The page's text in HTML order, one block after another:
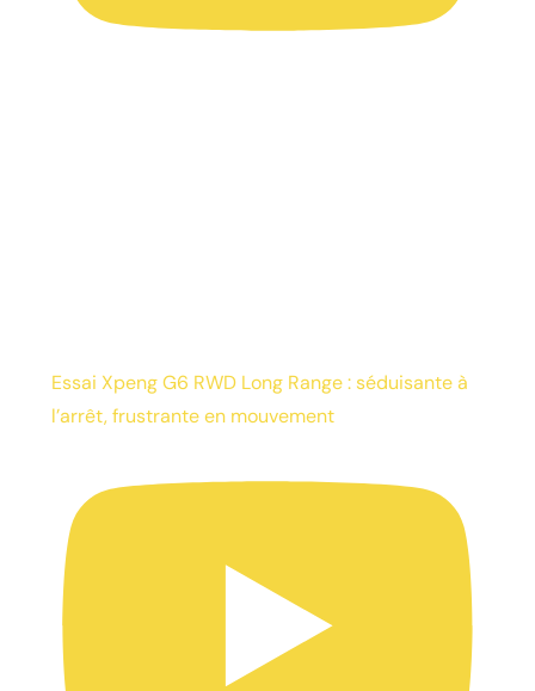
Essai Xpeng G6 RWD Long Range : séduisante à
l’arrêt, frustrante en mouvement